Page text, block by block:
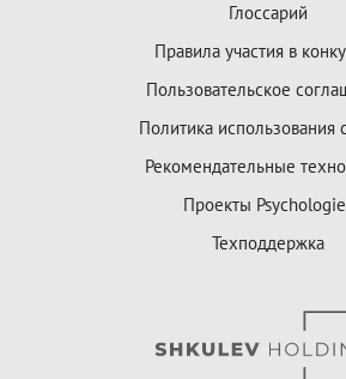
Глоссарий
Правила участия в
Пользовательское
Политика использования
Рекомендательные
Проекты
Техподдержка